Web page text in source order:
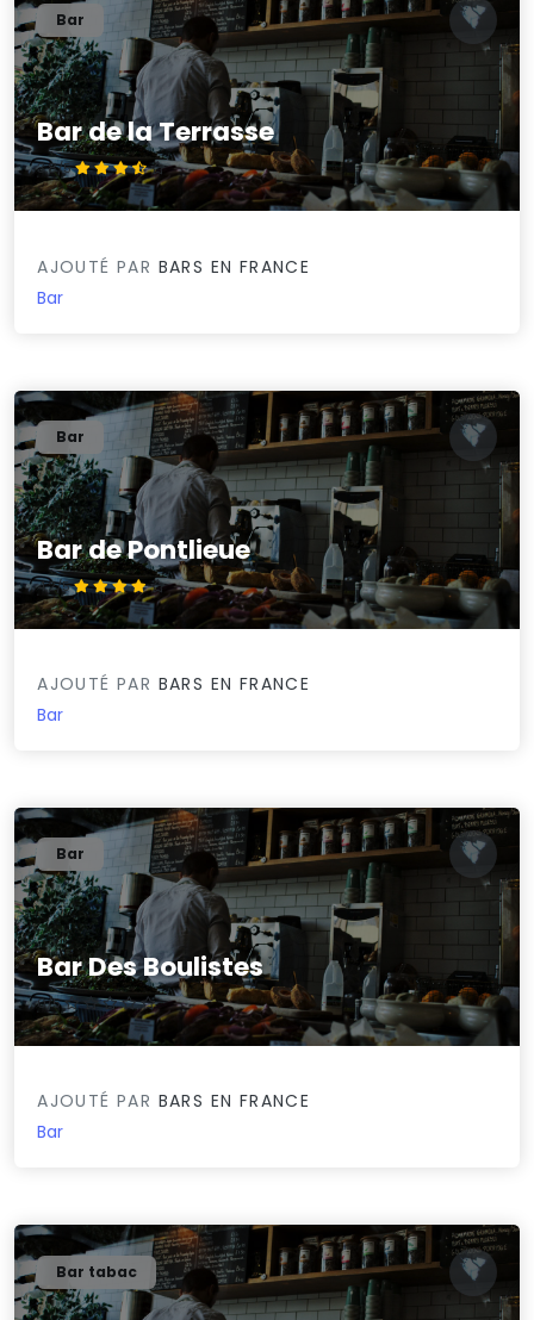
Bar de la Terrasse
3.8/5
Bar
AJOUTÉ PAR BARS EN FRANCE
Bar
Bar de Pontlieue
4.2/5
Bar
AJOUTÉ PAR BARS EN FRANCE
Bar
Bar Des Boulistes
0/5
Bar
AJOUTÉ PAR BARS EN FRANCE
Bar
Bar tabac